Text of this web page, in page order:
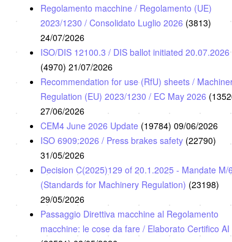
Regolamento macchine / Regolamento (UE)
2023/1230 / Consolidato Luglio 2026 (3813)
24/07/2026
ISO/DIS 12100.3 / DIS ballot initiated 20.07.2026
(4970) 21/07/2026
Recommendation for use (RfU) sheets /
Regulation (EU) 2023/1230 / EC May 2026
27/06/2026
CEM4 June 2026 Update (19784) 09/06/2026
ISO 6909:2026 / Press brakes safety (22790)
31/05/2026
Decision C(2025)129 of 20.1.2025 - Mandate M/
(Standards for Machinery Regulation) (23198)
29/05/2026
Passaggio Direttiva macchine al Regolamento
macchine: le cose da fare / Elaborato Certifico AI